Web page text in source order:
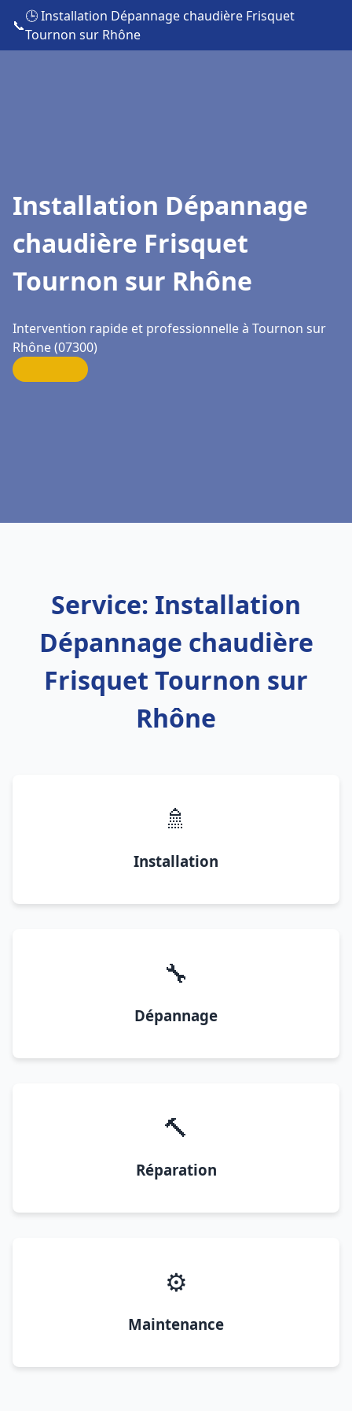
📞
🕒 Installation Dépannage chaudière Frisquet
Tournon sur Rhône
Installation Dépannage
chaudière Frisquet
Tournon sur Rhône
Intervention rapide et professionnelle à Tournon sur
Rhône (07300)
Service: Installation
Dépannage chaudière
Frisquet Tournon sur
Rhône
🚿
Installation
🔧
Dépannage
🔨
Réparation
⚙️
Maintenance